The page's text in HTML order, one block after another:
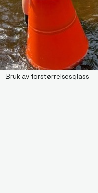
Bruk av forstørrelsesglass